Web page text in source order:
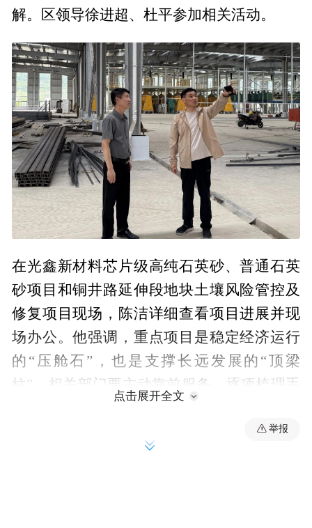
解。区领导徐进超、杜平参加相关活动。
在光鑫新材料芯片级高纯石英砂、普通石英
砂项目和铜井路延伸段地块土壤风险管控及
修复项目现场，陈洁详细查看项目进展并现
场办公。他强调，重点项目是稳定经济运行
的“压舱石”，也是支撑长远发展的“顶梁
柱”。相关部门要主动靠前服务，逐项梳理手
效服务保障项目顺利实施。他要求，项目建
设方抢抓当前施工黄金期，在确保安全和质
点击展开全文
举报